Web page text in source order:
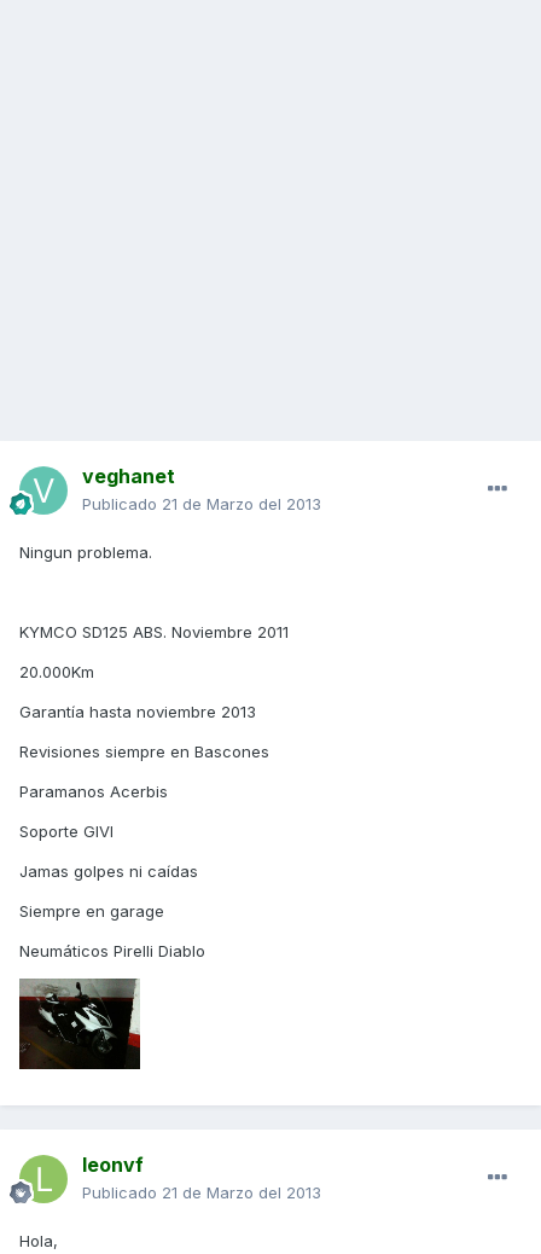
veghanet
Publicado 21 de Marzo del 2013
Ningun problema.
KYMCO SD125 ABS. Noviembre 2011
20.000Km
Garantía hasta noviembre 2013
Revisiones siempre en Bascones
Paramanos Acerbis
Soporte GIVI
Jamas golpes ni caídas
Siempre en garage
Neumáticos Pirelli Diablo
leonvf
Publicado 21 de Marzo del 2013
Hola,